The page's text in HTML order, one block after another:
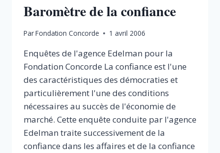
Baromètre de la confiance
ParFondation Concorde 1 avril 2006
Enquêtes de l'agence Edelman pour la
Fondation Concorde La confiance est l'une
des caractéristiques des démocraties et
particulièrement l'une des conditions
nécessaires au succès de l'économie de
marché. Cette enquête conduite par l'agence
Edelman traite successivement de la
confiance dans les affaires et de la confiance